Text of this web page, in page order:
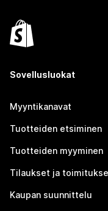
Sovellusluokat
Myyntikanavat
Tuotteiden etsiminen
Tuotteiden myyminen
Tilaukset ja
Kaupan suunnittelu